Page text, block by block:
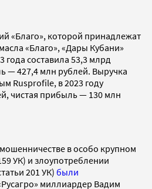
«Благо», которой принадлежат
«Благо», «Дары Кубани»
года составила 53,3 млрд
— 427,4 млн рублей. Выручка
Rusprofile, в 2023 году
чистая прибыль — 130 млн
в особо крупном
УК) и злоупотреблении
201 УК) были
миллиардер Вадим